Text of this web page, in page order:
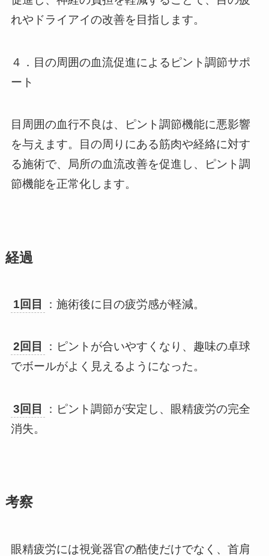
れやドライアイの改善を目指します。
４．目の周囲の血流促進によるピント調節サポ
ート
目周囲の血行不良は、ピント調節機能に悪影響
を与えます。目の周りにある筋肉や経絡に対す
る施術で、局所の血流改善を促進し、ピント調
節機能を正常化します。
経過
1回目 ：施術後に目の疲労感が軽減。
2回目
：ピントが合いやすくなり、趣味の卓球
でボールがよく見えるようになった。
3回目
：ピント調節が安定し、眼精疲労の完全
消失。
考察
眼精疲労には視覚器官の酷使だけでなく、首肩